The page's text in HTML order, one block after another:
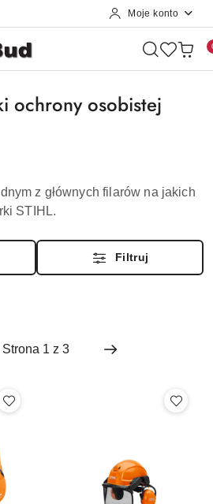
Moje konto
ochrony osobistej
z głównych filarów na jakich
STIHL.
Filtruj